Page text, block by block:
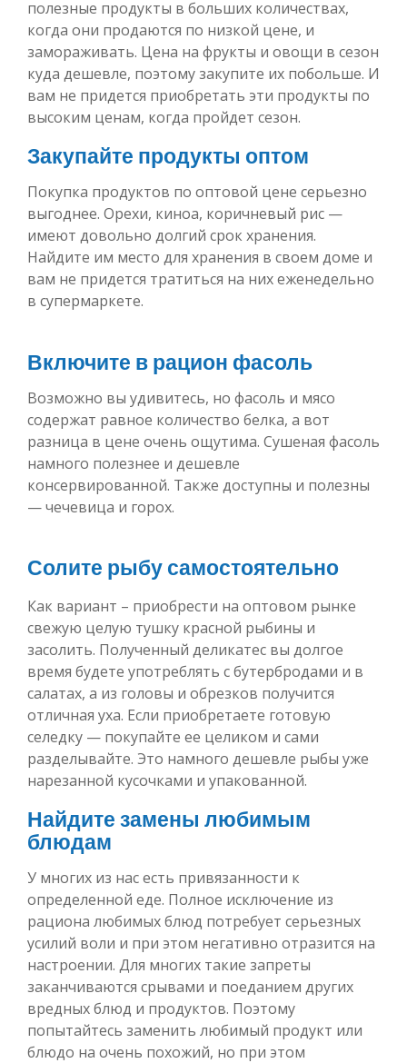
полезные продукты в больших количествах,
когда они продаются по низкой цене, и
замораживать. Цена на фрукты и овощи в сезон
куда дешевле, поэтому закупите их побольше. И
вам не придется приобретать эти продукты по
высоким ценам, когда пройдет сезон.
Закупайте продукты оптом
Покупка продуктов по оптовой цене серьезно
выгоднее. Орехи, киноа, коричневый рис —
имеют довольно долгий срок хранения.
Найдите им место для хранения в своем доме и
вам не придется тратиться на них еженедельно
в супермаркете.
Включите в рацион фасоль
Возможно вы удивитесь, но фасоль и мясо
содержат равное количество белка, а вот
разница в цене очень ощутима. Сушеная фасоль
намного полезнее и дешевле
консервированной. Также доступны и полезны
— чечевица и горох.
Солите рыбу самостоятельно
Как вариант – приобрести на оптовом рынке
свежую целую тушку красной рыбины и
засолить. Полученный деликатес вы долгое
время будете употреблять с бутербродами и в
салатах, а из головы и обрезков получится
отличная уха. Если приобретаете готовую
селедку — покупайте ее целиком и сами
разделывайте. Это намного дешевле рыбы уже
нарезанной кусочками и упакованной.
Найдите замены любимым
блюдам
У многих из нас есть привязанности к
определенной еде. Полное исключение из
рациона любимых блюд потребует серьезных
усилий воли и при этом негативно отразится на
настроении. Для многих такие запреты
заканчиваются срывами и поеданием других
вредных блюд и продуктов. Поэтому
попытайтесь заменить любимый продукт или
блюдо на очень похожий, но при этом